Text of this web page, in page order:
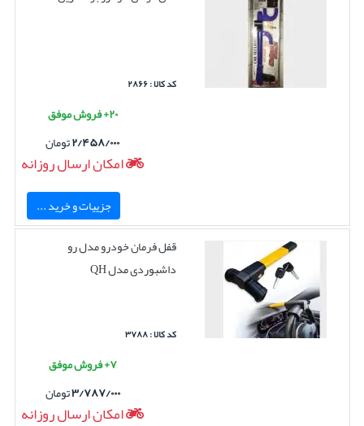
کد کالا : ۲۸۶۶
۲۰+ فروش موفق
۲/۴۵۸/۰۰۰تومان
امکان ارسال روزانه
جزییات و خرید ...
قفل فرمان خودرو مدل رو
داشبوردی مدل QH
کد کالا : ۳۷۸۸
۷+ فروش موفق
۳/۷۸۷/۰۰۰تومان
امکان ارسال روزانه